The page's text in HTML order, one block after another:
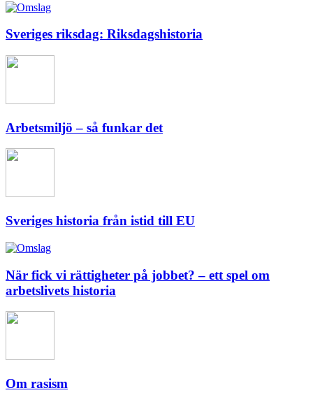
Sveriges riksdag: Riksdagshistoria
Arbetsmiljö – så funkar det
Sveriges historia från istid till EU
När fick vi rättigheter på jobbet? – ett spel om
arbetslivets historia
Om rasism